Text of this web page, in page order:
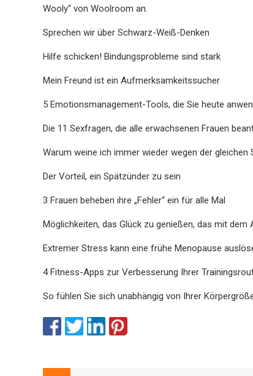
Wooly“ von Woolroom an.
Sprechen wir über Schwarz-Weiß-Denken
Hilfe schicken! Bindungsprobleme sind stark
Mein Freund ist ein Aufmerksamkeitssucher
5 Emotionsmanagement-Tools, die Sie heute
Die 11 Sexfragen, die alle erwachsenen Frauen
Warum weine ich immer wieder wegen der gleichen
Der Vorteil, ein Spätzünder zu sein
3 Frauen beheben ihre „Fehler“ ein für alle Mal
Möglichkeiten, das Glück zu genießen, das mit dem
Extremer Stress kann eine frühe Menopause
4 Fitness-Apps zur Verbesserung Ihrer
So fühlen Sie sich unabhängig von Ihrer